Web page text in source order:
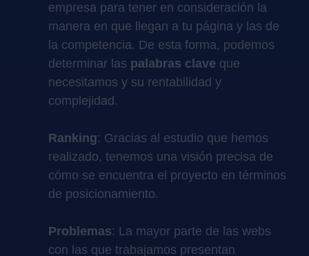
empresa para tener en consideración la
manera en que llegan a tu página y las de
la competencia. De esta forma, podemos
determinar las palabras clave que
necesitamos y su rentabilidad y
complejidad.
Ranking: Gracias al estudio que hemos
realizado, tenemos una visión precisa de
cómo se encuentra el proyecto en términos
de posicionamiento.
Problemas: La mayor parte de las webs
con las que trabajamos presentan